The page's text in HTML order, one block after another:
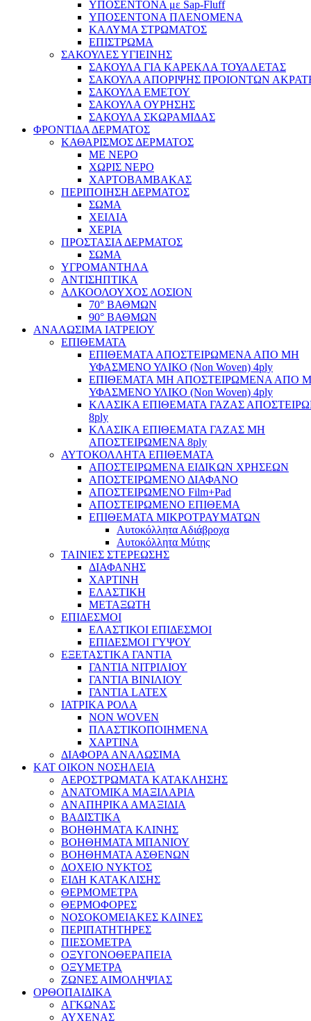
ΥΠΟΣΕΝΤΟΝΑ με Sap-Fluff
ΥΠΟΣΕΝΤΟΝΑ ΠΛΕΝΟΜΕΝΑ
ΚΑΛΥΜΑ ΣΤΡΩΜΑΤΟΣ
ΕΠΙΣΤΡΩΜΑ
ΣΑΚΟΥΛΕΣ ΥΓΙΕΙΝΗΣ
ΣΑΚΟΥΛΑ ΓΙΑ ΚΑΡΕΚΛΑ ΤΟΥΑΛΕΤΑΣ
ΣΑΚΟΥΛΑ ΑΠΟΡΙΨΗΣ ΠΡΟΙΟΝΤΩΝ
ΣΑΚΟΥΛΑ ΕΜΕΤΟΥ
ΣΑΚΟΥΛΑ ΟΥΡΗΣΗΣ
ΣΑΚΟΥΛΑ ΣΚΩΡΑΜΙΔΑΣ
ΦΡΟΝΤΙΔΑ ΔΕΡΜΑΤΟΣ
ΚΑΘΑΡΙΣΜΟΣ ΔΕΡΜΑΤΟΣ
ΜΕ ΝΕΡΟ
ΧΩΡΙΣ ΝΕΡΟ
ΧΑΡΤΟΒΑΜΒΑΚΑΣ
ΠΕΡΙΠΟΙΗΣΗ ΔΕΡΜΑΤΟΣ
ΣΩΜΑ
ΧΕΙΛΙΑ
ΧΕΡΙΑ
ΠΡΟΣΤΑΣΙΑ ΔΕΡΜΑΤΟΣ
ΣΩΜΑ
ΥΓΡΟΜΑΝΤΗΛΑ
ΑΝΤΙΣΗΠΤΙΚΑ
ΑΛΚΟΟΛΟΥΧΟΣ ΛΟΣΙΟΝ
70° ΒΑΘΜΩΝ
90° ΒΑΘΜΩΝ
ΑΝΑΛΩΣΙΜΑ ΙΑΤΡΕΙΟΥ
ΕΠΙΘΕΜΑΤΑ
ΕΠΙΘΕΜΑΤΑ ΑΠΟΣΤΕΙΡΩΜΕΝΑ ΑΠΟ ΜΗ
ΥΦΑΣΜΕΝΟ ΥΛΙΚΟ (Non Woven) 4ply
ΕΠΙΘΕΜΑΤΑ ΜΗ ΑΠΟΣΤΕΙΡΩΜΕΝΑ ΑΠΟ
ΥΦΑΣΜΕΝΟ ΥΛΙΚΟ (Non Woven) 4ply
ΚΛΑΣΙΚΑ ΕΠΙΘΕΜΑΤΑ ΓΑΖΑΣ
8ply
ΚΛΑΣΙΚΑ ΕΠΙΘΕΜΑΤΑ ΓΑΖΑΣ ΜΗ
ΑΠΟΣΤΕΙΡΩΜΕΝΑ 8ply
ΑΥΤΟΚΟΛΛΗΤΑ ΕΠΙΘΕΜΑΤΑ
ΑΠΟΣΤΕΙΡΩΜΕΝΑ ΕΙΔΙΚΩΝ ΧΡΗΣΕΩΝ
ΑΠΟΣΤΕΙΡΩΜΕΝΟ ΔΙΑΦΑΝΟ
ΑΠΟΣΤΕΙΡΩΜΕΝΟ Film+Pad
ΑΠΟΣΤΕΙΡΩΜΕΝΟ ΕΠΙΘΕΜΑ
ΕΠΙΘΕΜΑΤΑ ΜΙΚΡΟΤΡΑΥΜΑΤΩΝ
Αυτοκόλλητα Αδιάβροχα
Αυτοκόλλητα Μύτης
ΤΑΙΝΙΕΣ ΣΤΕΡΕΩΣΗΣ
ΔΙΑΦΑΝΗΣ
ΧΑΡΤΙΝΗ
ΕΛΑΣΤΙΚΗ
ΜΕΤΑΞΩΤΗ
ΕΠΙΔΕΣΜΟΙ
ΕΛΑΣΤΙΚΟΙ ΕΠΙΔΕΣΜΟΙ
ΕΠΙΔΕΣΜΟΙ ΓΥΨΟΥ
ΕΞΕΤΑΣΤΙΚΑ ΓΑΝΤΙΑ
ΓΑΝΤΙΑ ΝΙΤΡΙΛΙΟΥ
ΓΑΝΤΙΑ ΒΙΝΙΛΙΟΥ
ΓΑΝΤΙΑ LATEX
ΙΑΤΡΙΚΑ ΡΟΛΑ
NON WOVEN
ΠΛΑΣΤΙΚΟΠΟΙΗΜΕΝΑ
ΧΑΡΤΙΝΑ
ΔΙΑΦΟΡΑ ΑΝΑΛΩΣΙΜΑ
ΚΑΤ ΟΙΚΟΝ ΝΟΣΗΛΕΙΑ
ΑΕΡΟΣΤΡΩΜΑΤΑ ΚΑΤΑΚΛΗΣΗΣ
ΑΝΑΤΟΜΙΚΑ ΜΑΞΙΛΑΡΙΑ
ΑΝΑΠΗΡΙΚΑ ΑΜΑΞΙΔΙΑ
ΒΑΔΙΣΤΙΚΑ
ΒΟΗΘΗΜΑΤΑ ΚΛΙΝΗΣ
ΒΟΗΘΗΜΑΤΑ ΜΠΑΝΙΟΥ
ΒΟΗΘΗΜΑΤΑ ΑΣΘΕΝΩΝ
ΔΟΧΕΙΟ ΝΥΚΤΟΣ
ΕΙΔΗ ΚΑΤΑΚΛΙΣΗΣ
ΘΕΡΜΟΜΕΤΡΑ
ΘΕΡΜΟΦΟΡΕΣ
ΝΟΣΟΚΟΜΕΙΑΚΕΣ ΚΛΙΝΕΣ
ΠΕΡΙΠΑΤΗΤΗΡΕΣ
ΠΙΕΣΟΜΕΤΡΑ
ΟΞΥΓΟΝΟΘΕΡΑΠΕΙΑ
ΟΞΥΜΕΤΡΑ
ΖΩΝΕΣ ΑΙΜΟΛΗΨΙΑΣ
ΟΡΘΟΠΑΙΔΙΚΑ
ΑΓΚΩΝΑΣ
ΑΥΧΕΝΑΣ